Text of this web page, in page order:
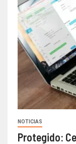
NOTICIAS
Protegido: